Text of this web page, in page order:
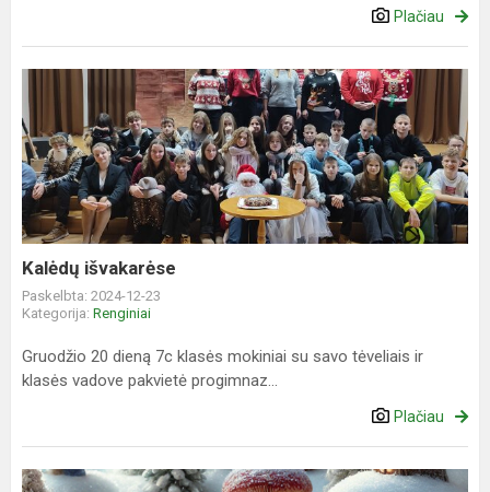
Plačiau
išvakarėse
Kalėdų išvakarėse
Paskelbta: 2024-12-23
Kategorija: Renginiai
Gruodžio 20 dieną 7c klasės mokiniai su savo tėveliais ir
klasės vadove pakvietė progimnaz...
Plačiau
Paroda